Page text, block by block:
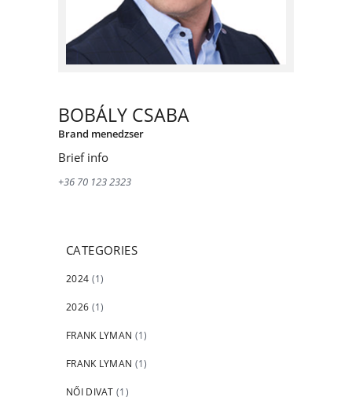
BOBÁLY CSABA
Brand menedzser
Brief info
+36 70 123 2323
CATEGORIES
2024 (1)
2026 (1)
FRANK LYMAN (1)
FRANK LYMAN (1)
NŐI DIVAT (1)